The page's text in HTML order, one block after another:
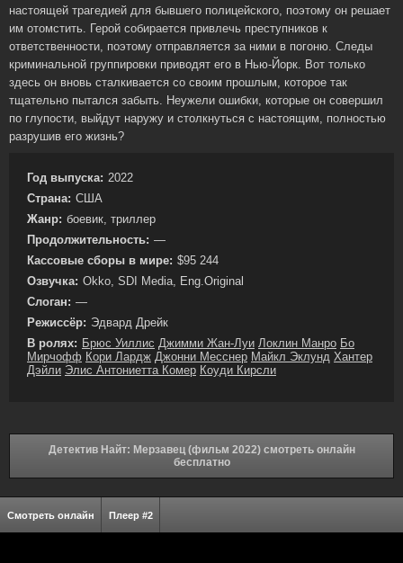
настоящей трагедией для бывшего полицейского, поэтому он решает
им отомстить. Герой собирается привлечь преступников к
ответственности, поэтому отправляется за ними в погоню. Следы
криминальной группировки приводят его в Нью-Йорк. Вот только
здесь он вновь сталкивается со своим прошлым, которое так
тщательно пытался забыть. Неужели ошибки, которые он совершил
по глупости, выйдут наружу и столкнуться с настоящим, полностью
разрушив его жизнь?
Год выпуска: 2022
Страна: США
Жанр: боевик, триллер
Продолжительность: —
Кассовые сборы в мире: $95 244
Озвучка: Okko, SDI Media, Eng.Original
Слоган: —
Режиссёр: Эдвард Дрейк
В ролях: Брюс Уиллис Джимми Жан-Луи Локлин Манро Бо
Мирчофф Кори Лардж Джонни Месснер Майкл Эклунд Хантер
Дэйли Элис Антониетта Комер Коуди Кирсли
Детектив Найт: Мерзавец (фильм 2022) смотреть онлайн
бесплатно
Смотреть онлайн Плеер #2